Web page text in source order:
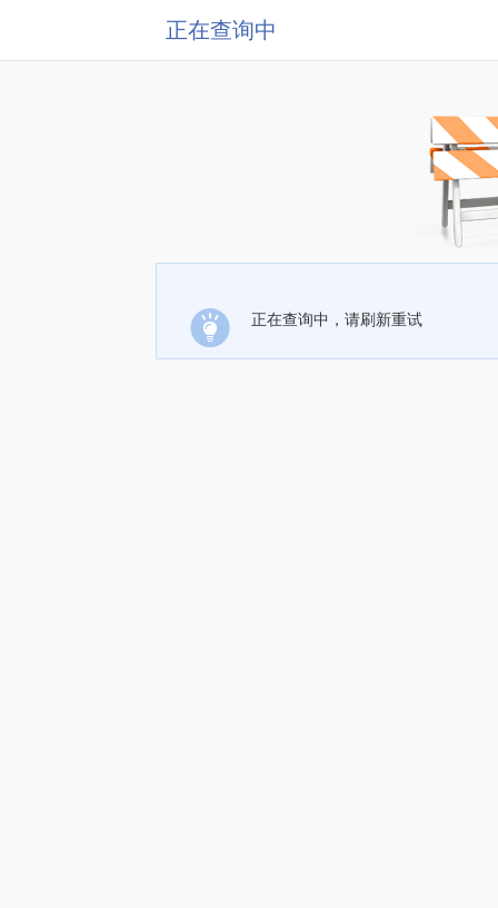
正在查询中
正在查询中，请刷新重试